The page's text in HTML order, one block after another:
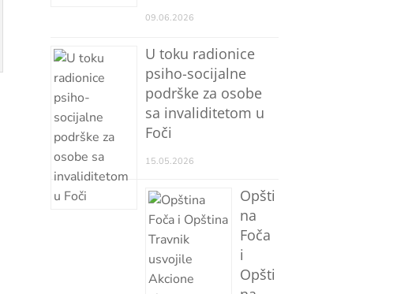
09.06.2026
U toku radionice
psiho-socijalne
podrške za osobe
sa invaliditetom u
Foči
15.05.2026
Opšti
na
Foča
i
Opšti